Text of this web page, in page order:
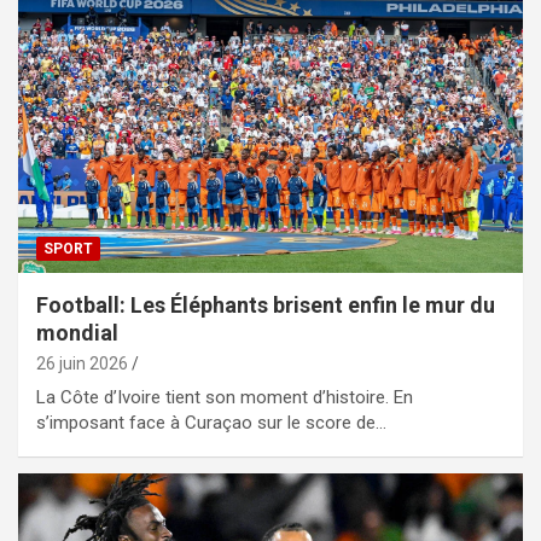
SPORT
Football: Les Éléphants brisent enfin le mur du
mondial
26 juin 2026
La Côte d’Ivoire tient son moment d’histoire. En
s’imposant face à Curaçao sur le score de…